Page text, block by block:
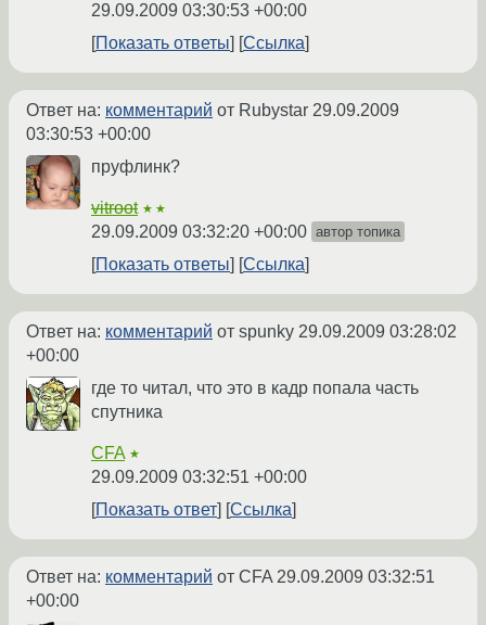
29.09.2009 03:30:53 +00:00
Показать ответы
Ссылка
Ответ на: комментарий от Rubystar 29.09.2009
03:30:53 +00:00
пруфлинк?
vitroot ★★
29.09.2009 03:32:20 +00:00 автор топика
Показать ответы Ссылка
Ответ на: комментарий от spunky 29.09.2009 03:28:02
+00:00
где то читал, что это в кадр попала часть
спутника
CFA ★
29.09.2009 03:32:51 +00:00
Показать ответ
Ссылка
Ответ на: комментарий от CFA29.09.2009 03:32:51
+00:00